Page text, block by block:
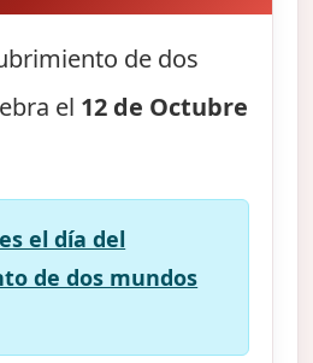
de dos
el 12 de Octubre
el día del
de dos mundos